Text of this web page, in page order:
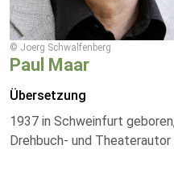
© Joerg Schwalfenberg
Paul Maar
Übersetzung
1937 in Schweinfurt
Drehbuch- und Theaterautor